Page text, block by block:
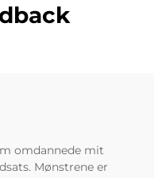
omdannede mit
Mønstrene er